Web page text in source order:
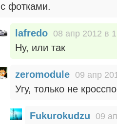
с фотками.
lafredo 08 апр 2012 в
Ну, или так
zeromodule 09 апр
Угу, только не
Fukurokudzu 09